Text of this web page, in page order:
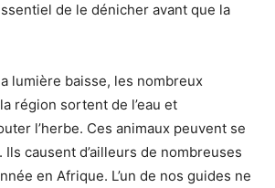
de le dénicher avant que la
lumière baisse, les nombreux
région sortent de l’eau et
l’herbe. Ces animaux peuvent se
causent d’ailleurs de nombreuses
en Afrique. L’un de nos guides ne